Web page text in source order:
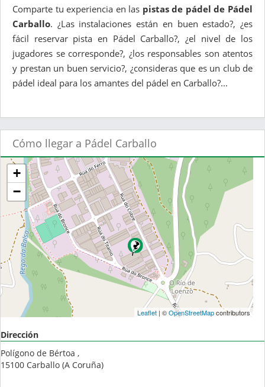
Comparte tu experiencia en las pistas de pádel de Pádel
Carballo. ¿Las instalaciones están en buen estado?, ¿es
fácil reservar pista en Pádel Carballo?, ¿el nivel de los
jugadores se corresponde?, ¿los responsables son atentos
y prestan un buen servicio?, ¿consideras que es un club de
pádel ideal para los amantes del pádel en Carballo?...
Cómo llegar a Pádel Carballo
+
−
Leaflet| ©OpenStreetMapcontributors
Dirección
Polígono de Bértoa ,
15100 Carballo (A Coruña)